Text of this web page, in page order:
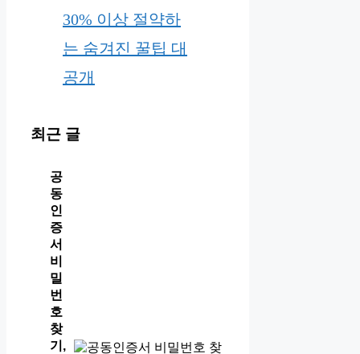
30% 이상 절약하
는 숨겨진 꿀팁 대
공개
최근 글
공
동
인
증
서
비
밀
번
호
찾
기,